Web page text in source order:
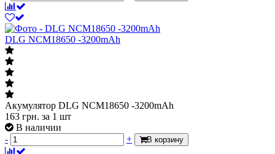
DLG NCM18650 -3200mAh
Акумулятор DLG NCM18650 -3200mAh
163 грн. за 1 шт
В наличии
-
+ В корзину